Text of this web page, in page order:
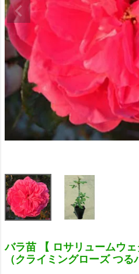
バラ苗 【 ロサリュームウ
（クライミングローズ つる